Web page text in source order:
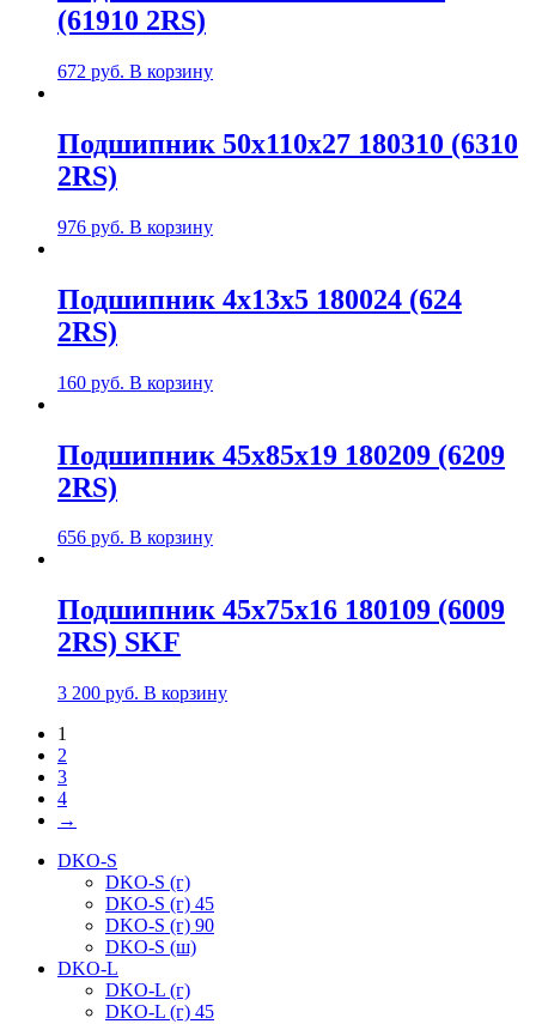
(61910 2RS)
672 руб. В корзину
Подшипник 50х110х27 180310 (6310
2RS)
976 руб. В корзину
Подшипник 4х13х5 180024 (624
2RS)
160 руб. В корзину
Подшипник 45х85х19 180209 (6209
2RS)
656 руб. В корзину
Подшипник 45х75х16 180109 (6009
2RS) SKF
3 200 руб. В корзину
1
2
3
4
→
DKO-S
DKO-S (г)
DKO-S (г) 45
DKO-S (г) 90
DKO-S (ш)
DKO-L
DKO-L (г)
DKO-L (г) 45